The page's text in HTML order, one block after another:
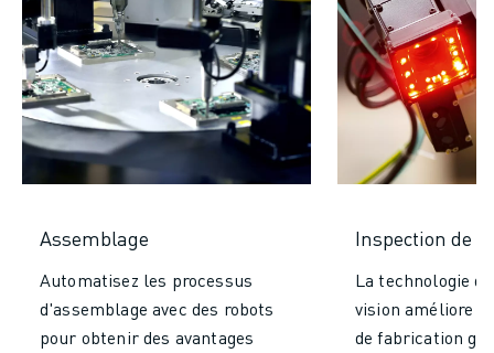
Assemblage
Automatisez les processus
d'assemblage avec des robots
pour obtenir des avantages
Inspection de
La technologie
vision améliore
de fabrication